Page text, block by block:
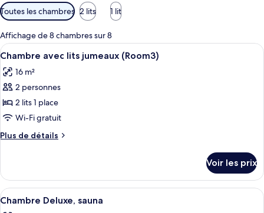
Filtres
disponibles
pour
les
chambres
Toutes les chambres 2 lits 1 lit
Affichage de 8 chambres sur 8
Afficher
toutes
les
photos
pour
ce
type
de
Chambre
avec
lits
Une chambre d’hôtel avec deux
6
Chambre avec lits jumeaux (Room3)
16 m²
2 personnes
2 lits 1 place
Wi-Fi gratuit
Plus de détails
Plus
le
type
de
Voir les prix
Afficher
toutes
Une chambre d’hôtel avec un lit,
10
Chambre Deluxe, sauna